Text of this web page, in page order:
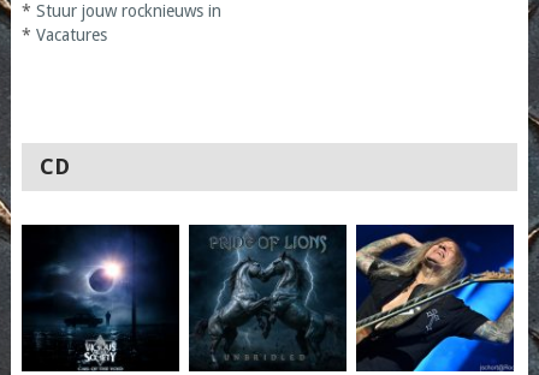
* Stuur jouw rocknieuws in
* Vacatures
CD